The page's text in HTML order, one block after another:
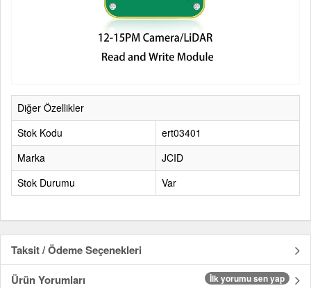
Diğer Özellikler
Stok Kodu
ert03401
Marka
JCID
Stok Durumu
Var
Taksit / Ödeme Seçenekleri
Ürün Yorumları
İlk yorumu sen yap